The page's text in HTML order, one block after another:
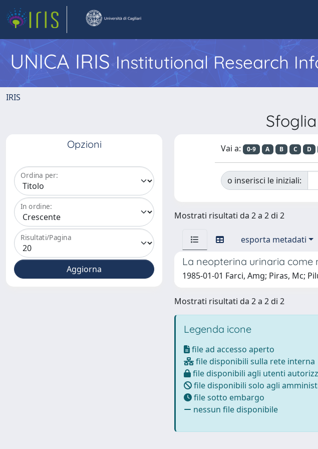
UNICA IRISInstitutional Research
IRIS
Opzioni
Ordina per:
In ordine:
Risultati/Pagina
Vai a: 0-9 A B C D
o inserisci le iniziali:
Mostrati risultati da 2 a 2 di 2
esporta metadati
La neopterina urinaria
1985-01-01 Farci, Amg; Piras, Mc;
Mostrati risultati da 2 a 2 di 2
Legenda icone
file ad accesso aperto
file disponibili sulla rete interna
file disponibili agli utenti
file disponibili solo agli
file sotto embargo
nessun file disponibile